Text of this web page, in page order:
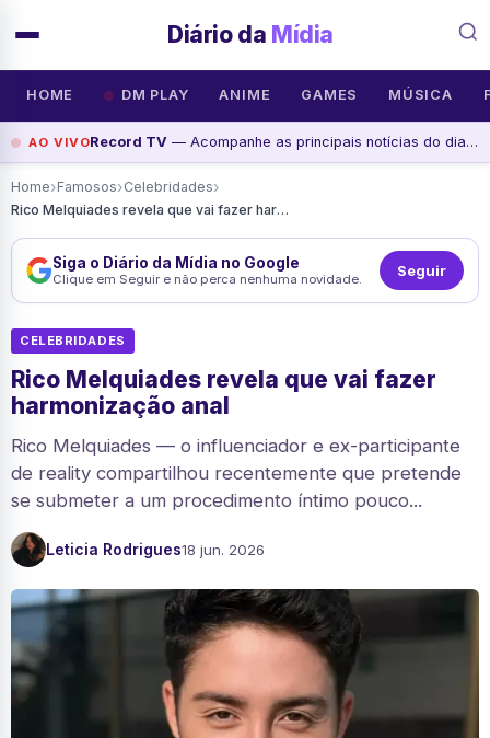
Diário da Mídia
HOME DM PLAY ANIME GAMES MÚSICA
AO VIVORecord TV — Acompanhe as principais notícias do dia na Record News, assista agora
Home›Famosos›Celebridades›
Rico Melquiades revela que vai fazer harmonização anal
Siga o Diário da Mídia no Google
Clique em Seguir e não perca nenhuma novidade. Seguir
CELEBRIDADES
Rico Melquiades revela que vai fazer
harmonização anal
Rico Melquiades — o influenciador e ex-participante
de reality compartilhou recentemente que pretende
se submeter a um procedimento íntimo pouco...
Leticia Rodrigues18 jun. 2026